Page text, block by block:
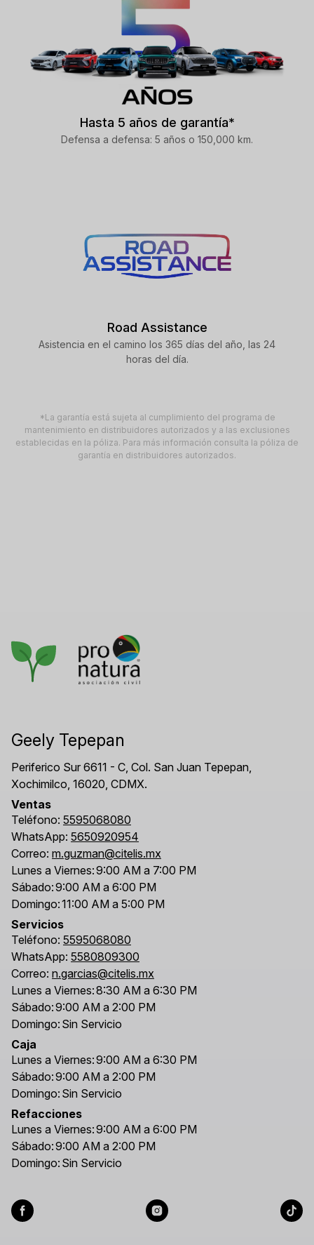
Hasta 5 años de garantía*
Defensa a defensa: 5 años o 150,000 km.
Road Assistance
Asistencia en el camino los 365 días del año, las 24
horas del día.
*La garantía está sujeta al cumplimiento del programa de
mantenimiento en distribuidores autorizados y a las exclusiones
establecidas en la póliza. Para más información consulta la póliza de
garantía en distribuidores autorizados.
Geely Tepepan
Periferico Sur 6611 - C, Col. San Juan Tepepan,
Xochimilco, 16020, CDMX.
Ventas
Teléfono: 5595068080
WhatsApp: 5650920954
Correo: m.guzman@citelis.mx
Lunes a Viernes:9:00 AM a 7:00 PM
Sábado:9:00 AM a 6:00 PM
Domingo:11:00 AM a 5:00 PM
Servicios
Teléfono: 5595068080
WhatsApp: 5580809300
Correo: n.garcias@citelis.mx
Lunes a Viernes:8:30 AM a 6:30 PM
Sábado:9:00 AM a 2:00 PM
Domingo: Sin Servicio
Caja
Lunes a Viernes:9:00 AM a 6:30 PM
Sábado:9:00 AM a 2:00 PM
Domingo: Sin Servicio
Refacciones
Lunes a Viernes:9:00 AM a 6:00 PM
Sábado:9:00 AM a 2:00 PM
Domingo: Sin Servicio